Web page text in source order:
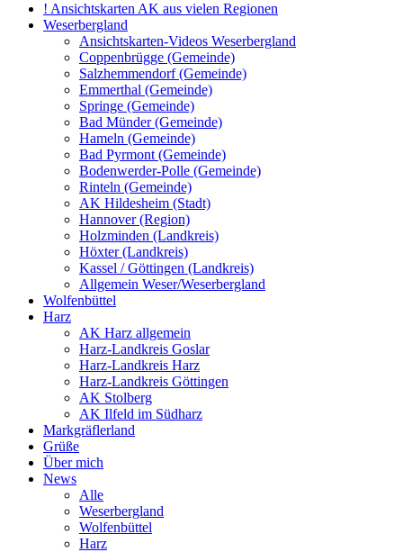
! Ansichtskarten AK aus vielen Regionen
Weserbergland
Ansichtskarten-Videos Weserbergland
Coppenbrügge (Gemeinde)
Salzhemmendorf (Gemeinde)
Emmerthal (Gemeinde)
Springe (Gemeinde)
Bad Münder (Gemeinde)
Hameln (Gemeinde)
Bad Pyrmont (Gemeinde)
Bodenwerder-Polle (Gemeinde)
Rinteln (Gemeinde)
AK Hildesheim (Stadt)
Hannover (Region)
Holzminden (Landkreis)
Höxter (Landkreis)
Kassel / Göttingen (Landkreis)
Allgemein Weser/Weserbergland
Wolfenbüttel
Harz
AK Harz allgemein
Harz-Landkreis Goslar
Harz-Landkreis Harz
Harz-Landkreis Göttingen
AK Stolberg
AK Ilfeld im Südharz
Markgräflerland
Grüße
Über mich
News
Alle
Weserbergland
Wolfenbüttel
Harz